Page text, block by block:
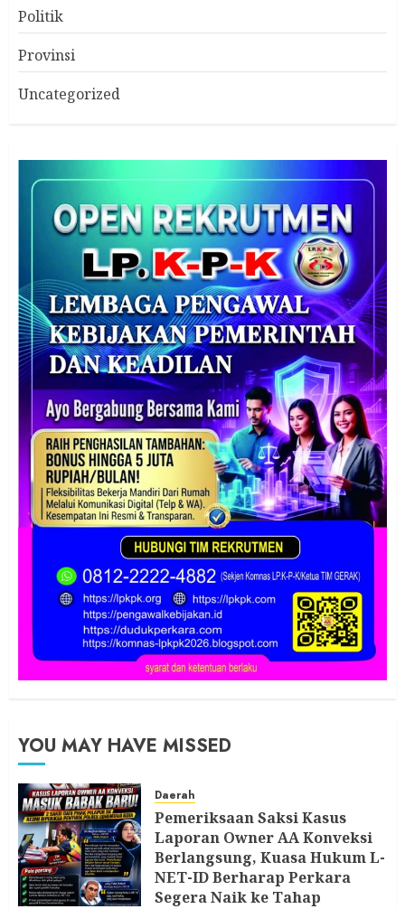
Politik
Provinsi
Uncategorized
YOU MAY HAVE MISSED
Daerah
Pemeriksaan Saksi Kasus
Laporan Owner AA Konveksi
Berlangsung, Kuasa Hukum L-
NET-ID Berharap Perkara
Segera Naik ke Tahap